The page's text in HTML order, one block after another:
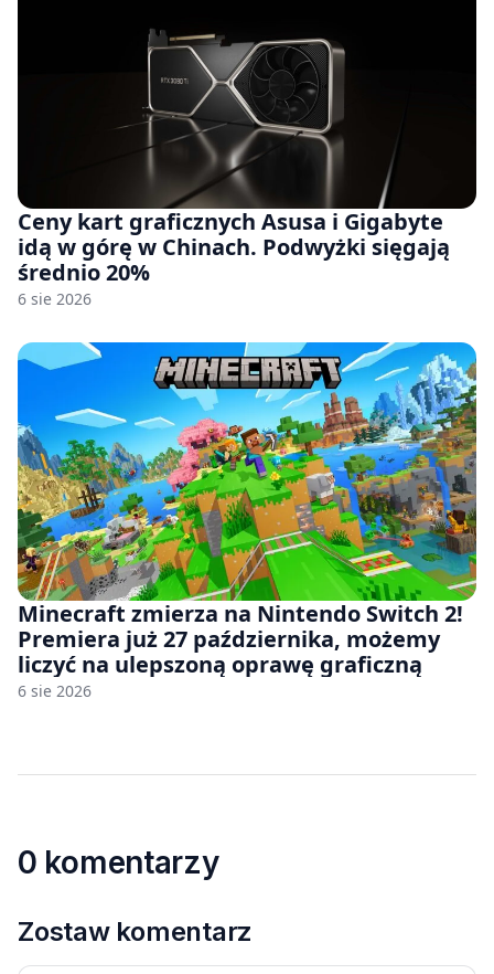
Ceny kart graficznych Asusa i Gigabyte
idą w górę w Chinach. Podwyżki sięgają
średnio 20%
6 sie 2026
Minecraft zmierza na Nintendo Switch 2!
Premiera już 27 października, możemy
liczyć na ulepszoną oprawę graficzną
6 sie 2026
0 komentarzy
Zostaw komentarz